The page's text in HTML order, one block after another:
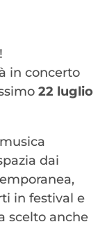
in concerto
22 luglio
dai
in festival e
scelto anche